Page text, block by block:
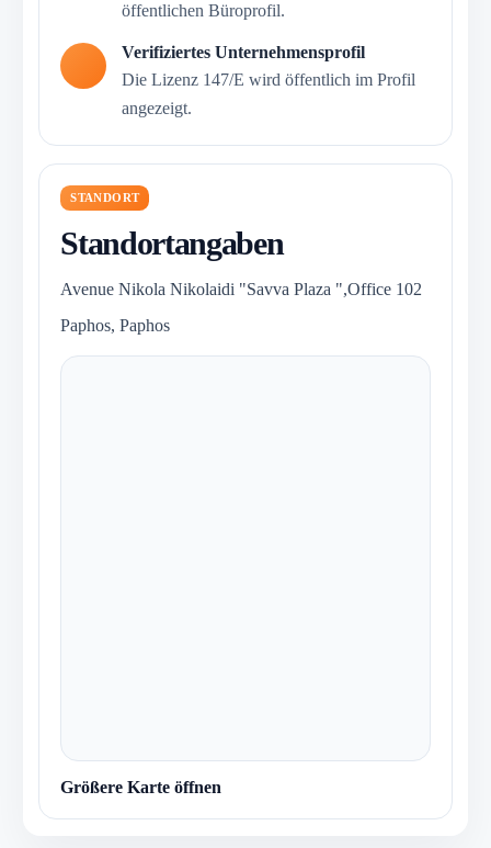
öffentlichen Büroprofil.
Verifiziertes Unternehmensprofil
Die Lizenz 147/E wird öffentlich im Profil
angezeigt.
STANDORT
Standortangaben
Avenue Nikola Nikolaidi "Savva Plaza ",Office 102
Paphos, Paphos
Größere Karte öffnen